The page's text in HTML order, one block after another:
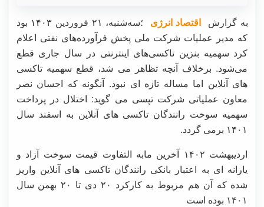
به گزارش اقتصاد انرژی
؛سه‌شنبه، ۲۱ فروردین ۱۴۰۳ بود
که مدیر عملیات شرکت ملی پخش فرآورده‌های نفتی اعلام
کرد سهمیه بنزین تاکسی‌های اینترنتی در سال جاری قطع
می‌شود. برخلاف آنچه تظاهر می شد، قطع سهمیه تاکسی
های آنلاین اما مساله تازه ای نبود. آنگونه که احسان نصر
معاون عملیاتی شرکت تپسی می گوید: اختلال در پرداخت
سهمیه سوخت رانندگان تاکسی های آنلاین به اسفند سال
۱۴۰۱ برمی گردد.
اردیبهشت ۱۴۰۲ آخرین مابه التفاوت قیمت سوخت آزاد و
یارانه ای به اعتبار بانکی رانندگان تاکسی های آنلاین واریز
شده که آن هم مربوط به کارکرد ۲۰ دی تا ۲۰ بهمن سال
۱۴۰۱ بوده است